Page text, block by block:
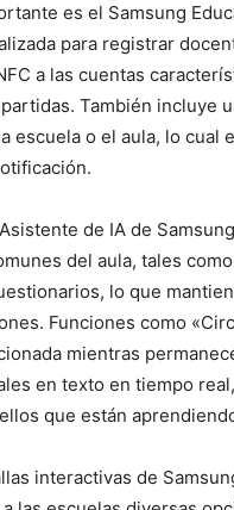
es el Samsung
para registrar
a las cuentas
También incluye
escuela o el aula, lo
de IA de
del aula, tales
lo que
Funciones como
mientras
en texto en tiempo
que están
interactivas de